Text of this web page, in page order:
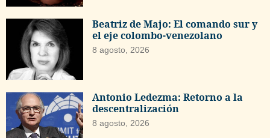
Beatriz de Majo: El comando sur y
el eje colombo-venezolano
8 agosto, 2026
Antonio Ledezma: Retorno a la
descentralización
8 agosto, 2026